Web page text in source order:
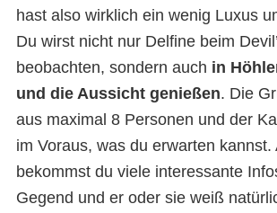
hast also wirklich ein wenig Luxus
Du wirst nicht nur Delfine beim
beobachten, sondern auch in
und die Aussicht genießen. Die
aus maximal 8 Personen und der
im Voraus, was du erwarten kannst.
bekommst du viele interessante
Gegend und er oder sie weiß